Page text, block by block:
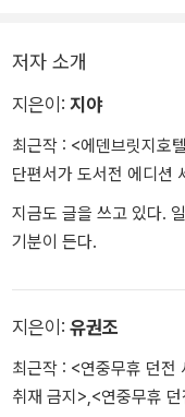
글을 쓰는 백일장이라는
픈 직후부터 작가들의
읽고 있던 웹소설에 악
장을 마주하게 된 무협
티프로 삼아 정체불명의
나 산재 사망 사고 등 한
장르와 내용으로 구성되
유권조 작가부터, 온라인
담 테마 단편집 『에덴브
저자 소개
지은이: 지야
최근작 : <에덴브릿지호
단편서가 도서전 에디션
지금도 글을 쓰고 있다.
기분이 든다.
지은이: 유권조
최근작 : <연중무휴 던전
취재 금지>,<연중무휴